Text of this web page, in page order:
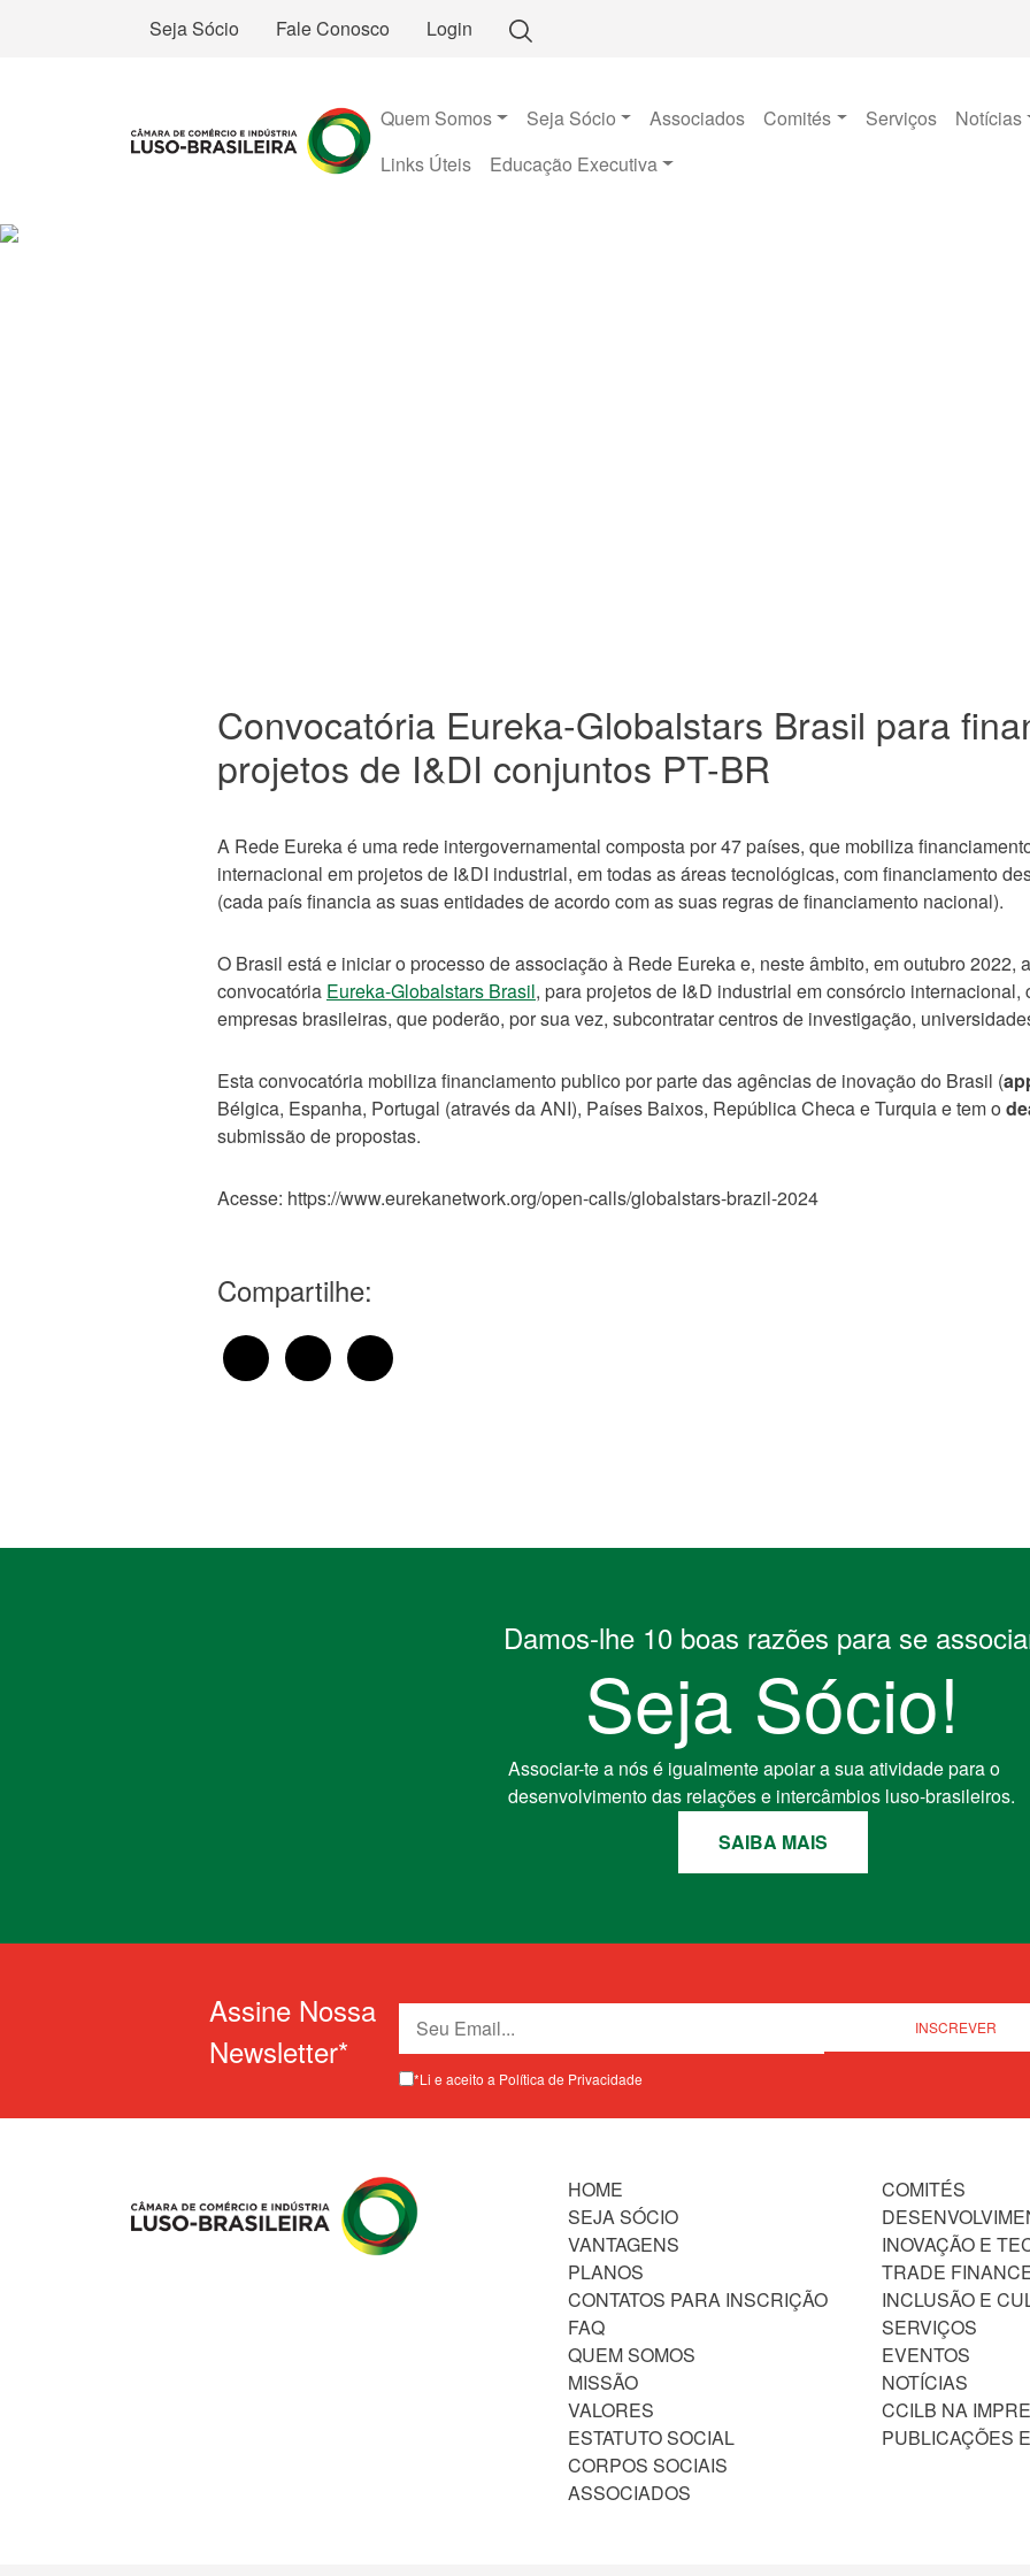
Seja Sócio Fale Conosco Login
Quem Somos Seja Sócio Associados Comités Serviços
Notícias
Links Úteis
Educação Executiva
Convocatória Eureka-Globalstars Brasil para
projetos de I&DI conjuntos PT-BR
A Rede Eureka é uma rede intergovernamental composta por 47 países, que mobiliza
internacional em projetos de I&DI industrial, em todas as áreas tecnológicas, com financiamento
(cada país financia as suas entidades de acordo com as suas regras de financiamento nacional).
O Brasil está e iniciar o processo de associação à Rede Eureka e, neste âmbito, em outubro 2022,
convocatória Eureka-Globalstars Brasil, para projetos de I&D industrial em consórcio
empresas brasileiras, que poderão, por sua vez, subcontratar centros de investigação,
Esta convocatória mobiliza financiamento publico por parte das agências de inovação do Brasil (
Bélgica, Espanha, Portugal (através da ANI), Países Baixos, República Checa e Turquia e tem o
submissão de propostas.
Acesse: https://www.eurekanetwork.org/open-calls/globalstars-brazil-2024
Compartilhe:
Damos-lhe 10 boas razões para se
Seja Sócio!
Associar-te a nós é igualmente apoiar a sua atividade para o
desenvolvimento das relações e intercâmbios luso-brasileiros.
SAIBA MAIS
Assine Nossa
Newsletter*
*Li e aceito a Política de Privacidade
HOME
SEJA SÓCIO
VANTAGENS
PLANOS
CONTATOS PARA INSCRIÇÃO
FAQ
QUEM SOMOS
MISSÃO
VALORES
ESTATUTO SOCIAL
CORPOS SOCIAIS
ASSOCIADOS
COMITÉS
INOVAÇÃO E
TRADE
INCLUSÃO E
SERVIÇOS
EVENTOS
NOTÍCIAS
CCILB NA
PUBLICAÇÕES